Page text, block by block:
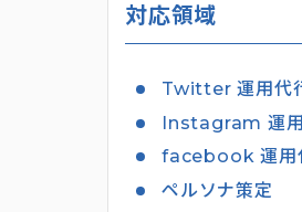
対応領域
Twitter 運用代
Instagram 運
facebook 運用
ペルソナ策定